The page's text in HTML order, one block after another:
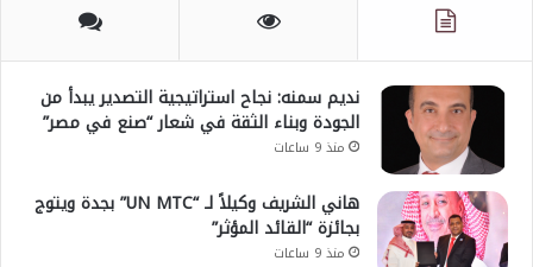
نديم سمنه: نجاح استراتيجية التصدير يبدأ من
الجودة وبناء الثقة في شعار “صنع في مصر”
منذ 9 ساعات
هاني الشريف وكيلاً لـ “UN MTC” بجدة ويتوج
بجائزة “القائد المؤثر”
منذ 9 ساعات